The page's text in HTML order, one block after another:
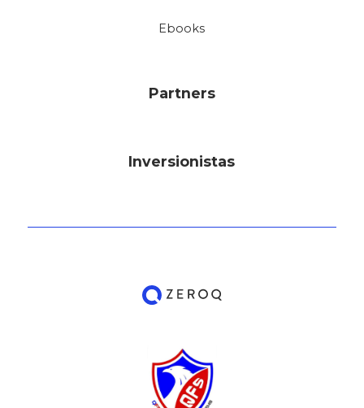
Ebooks
Partners
Inversionistas